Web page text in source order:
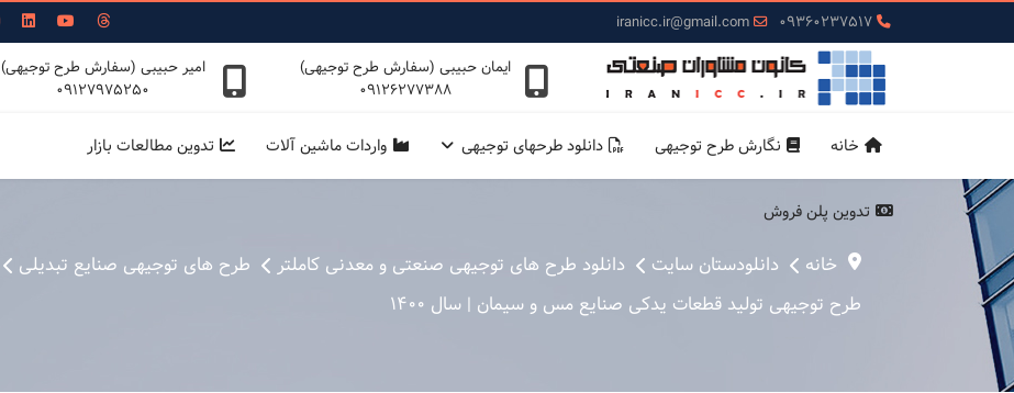
09360237517
iranicc.ir@gmail.com
ایمان حبیبی (سفارش طرح توجیهی)
09126277388
امیر حبیبی (سفارش طرح توجیهی)
09127975250
خانه نگارش طرح توجیهی دانلود طرحهای توجیهی واردات ماشین آلات تدوین مطالعات بازار
تدوین پلن فروش
خانه دانلودستان سایت دانلود طرح های توجیهی صنعتی و معدنی کاملتر
طرح های توجیهی صنایع تبدیلی
طرح توجیهی تولید قطعات یدکی صنایع مس و سیمان | سال 1400